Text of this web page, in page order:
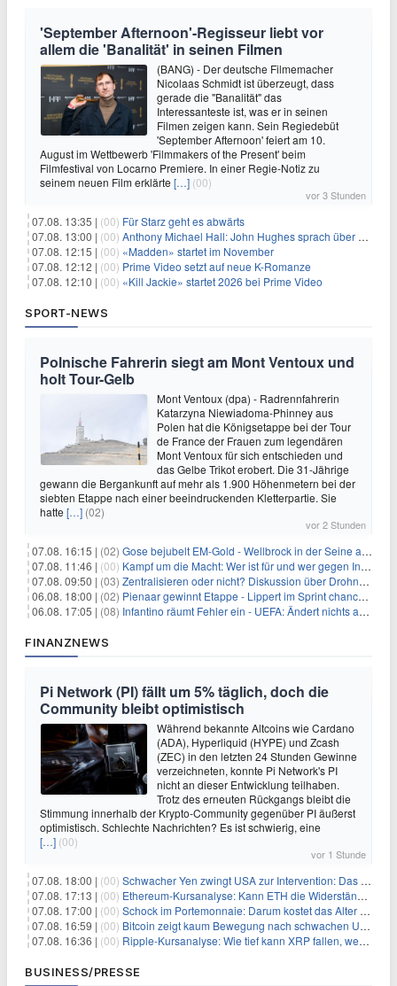
'September Afternoon'-Regisseur liebt vor
allem die 'Banalität' in seinen Filmen
(BANG) - Der deutsche Filmemacher
Nicolaas Schmidt ist überzeugt, dass
gerade die "Banalität" das
Interessanteste ist, was er in seinen
Filmen zeigen kann. Sein Regiedebüt
'September Afternoon' feiert am 10.
August im Wettbewerb 'Filmmakers of the Present' beim
Filmfestival von Locarno Premiere. In einer Regie-Notiz zu
seinem neuen Film erklärte […] (00)
vor 3 Stunden
07.08. 13:35 | (00) Für Starz geht es abwärts
07.08. 13:00 | (00) Anthony Michael Hall: John Hughes sprach über eine Fortsetzung von 'The Breakfast Club'
07.08. 12:15 | (00) «Madden» startet im November
07.08. 12:12 | (00) Prime Video setzt auf neue K-Romanze
07.08. 12:10 | (00) «Kill Jackie» startet 2026 bei Prime Video
SPORT-NEWS
Polnische Fahrerin siegt am Mont Ventoux und
holt Tour-Gelb
Mont Ventoux (dpa) - Radrennfahrerin
Katarzyna Niewiadoma-Phinney aus
Polen hat die Königsetappe bei der Tour
de France der Frauen zum legendären
Mont Ventoux für sich entschieden und
das Gelbe Trikot erobert. Die 31-Jährige
gewann die Bergankunft auf mehr als 1.900 Höhenmetern bei der
siebten Etappe nach einer beeindruckenden Kletterpartie. Sie
hatte […] (02)
vor 2 Stunden
07.08. 16:15 | (02) Gose bejubelt EM-Gold - Wellbrock in der Seine ausgebremst
07.08. 11:46 | (00) Kampf um die Macht: Wer ist für und wer gegen Infantino?
07.08. 09:50 | (03) Zentralisieren oder nicht? Diskussion über Drohnenabwehr
06.08. 18:00 | (02) Pienaar gewinnt Etappe - Lippert im Sprint chancenlos
06.08. 17:05 | (08) Infantino räumt Fehler ein - UEFA: Ändert nichts an Boykott
FINANZNEWS
Pi Network (PI) fällt um 5% täglich, doch die
Community bleibt optimistisch
Während bekannte Altcoins wie Cardano
(ADA), Hyperliquid (HYPE) und Zcash
(ZEC) in den letzten 24 Stunden Gewinne
verzeichneten, konnte Pi Network's PI
nicht an dieser Entwicklung teilhaben.
Trotz des erneuten Rückgangs bleibt die
Stimmung innerhalb der Krypto-Community gegenüber PI äußerst
optimistisch. Schlechte Nachrichten? Es ist schwierig, eine
[…] (00)
vor 1 Stunde
07.08. 18:00 | (00) Schwacher Yen zwingt USA zur Intervention: Das größte Risiko seit 15 Jahren
07.08. 17:13 | (00) Ethereum-Kursanalyse: Kann ETH die Widerstände der gleitenden Durchschnitte überwinden?
07.08. 17:00 | (00) Schock im Portemonnaie: Darum kostet das Alter deutlich mehr als Sie denken
07.08. 16:59 | (00) Bitcoin zeigt kaum Bewegung nach schwachen US-Arbeitsmarktdaten, Fed-Zinserhöhungschancen sinken auf 44%
07.08. 16:36 | (00) Ripple-Kursanalyse: Wie tief kann XRP fallen, wenn die $1-Unterstützung am Wochenende verloren geht?
BUSINESS/PRESSE